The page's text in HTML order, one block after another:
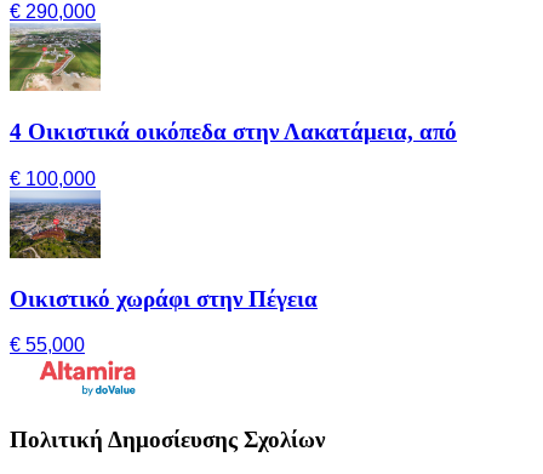
€ 290,000
4 Οικιστικά οικόπεδα στην Λακατάμεια, από
€ 100,000
Οικιστικό χωράφι στην Πέγεια
€ 55,000
Πολιτική Δημοσίευσης Σχολίων